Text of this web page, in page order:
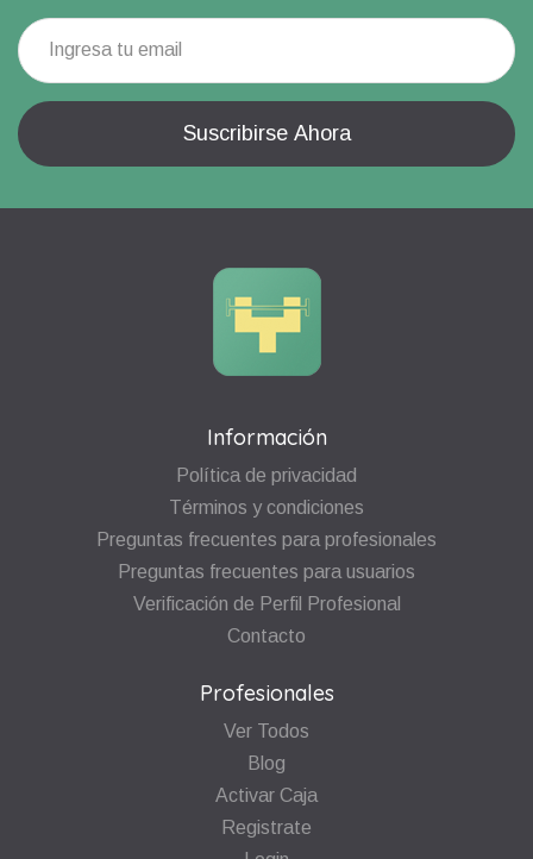
Información
Política de privacidad
Términos y condiciones
Preguntas frecuentes para profesionales
Preguntas frecuentes para usuarios
Verificación de Perfil Profesional
Contacto
Profesionales
Ver Todos
Blog
Activar Caja
Registrate